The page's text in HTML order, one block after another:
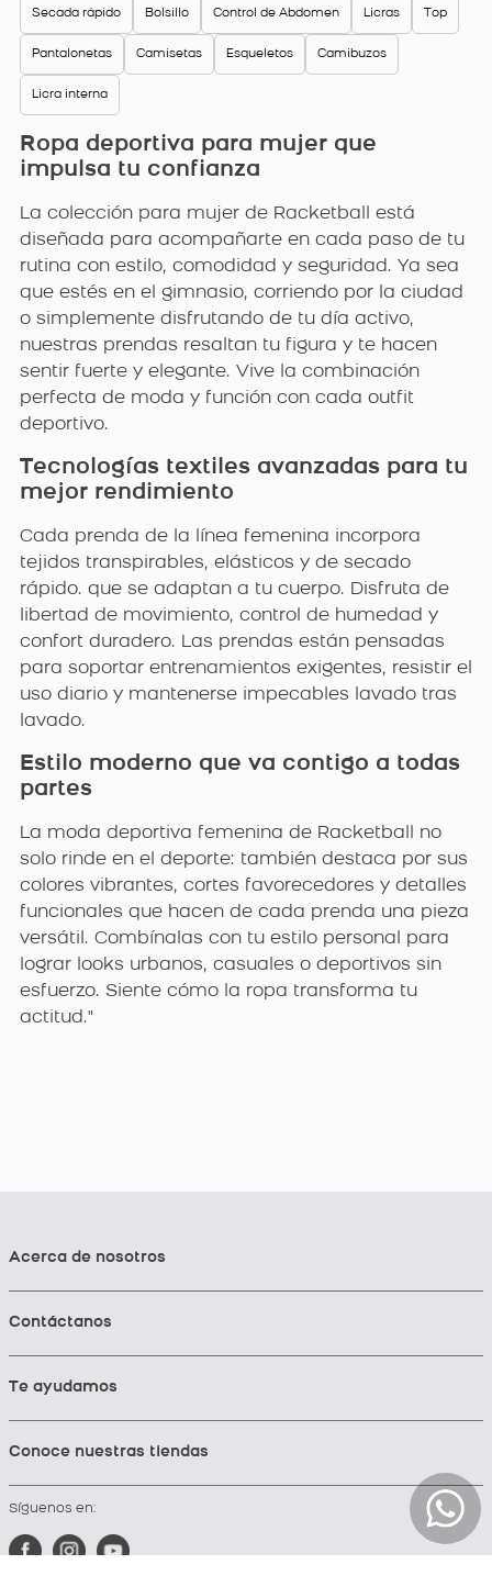
Secada rápido Bolsillo Control de Abdomen Licras Top
Pantalonetas Camisetas Esqueletos Camibuzos
Licra interna
Ropa deportiva para mujer que
impulsa tu confianza
La colección para mujer de Racketball está
diseñada para acompañarte en cada paso de tu
rutina con estilo, comodidad y seguridad. Ya sea
que estés en el gimnasio, corriendo por la ciudad
o simplemente disfrutando de tu día activo,
nuestras prendas resaltan tu figura y te hacen
sentir fuerte y elegante. Vive la combinación
perfecta de moda y función con cada outfit
deportivo.
Tecnologías textiles avanzadas para tu
mejor rendimiento
Cada prenda de la línea femenina incorpora
tejidos transpirables, elásticos y de secado
rápido. que se adaptan a tu cuerpo. Disfruta de
libertad de movimiento, control de humedad y
confort duradero. Las prendas están pensadas
para soportar entrenamientos exigentes, resistir el
uso diario y mantenerse impecables lavado tras
lavado.
Estilo moderno que va contigo a todas
partes
La moda deportiva femenina de Racketball no
solo rinde en el deporte: también destaca por sus
colores vibrantes, cortes favorecedores y detalles
funcionales que hacen de cada prenda una pieza
versátil. Combínalas con tu estilo personal para
lograr looks urbanos, casuales o deportivos sin
esfuerzo. Siente cómo la ropa transforma tu
actitud."
Acerca de nosotros
Contáctanos
Te ayudamos
Conoce nuestras tiendas
Síguenos en: